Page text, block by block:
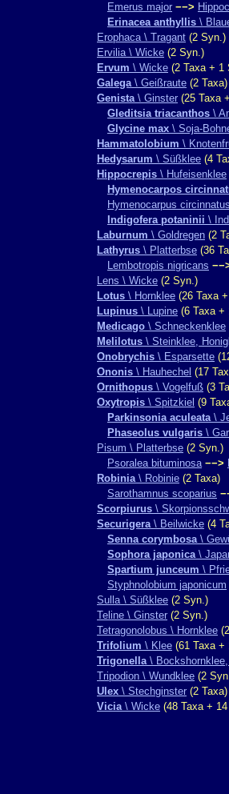
Emerus major −−>
Erinacea anthyllis \
Erophaca \ Tragant (2 Syn.)
Ervilia \ Wicke (2 Syn.)
Ervum \ Wicke (2 Taxa + 1
Galega\ Geißraute (2 Taxa)
Genista\ Ginster (25 Taxa
Gleditsia triacanthos \
Glycine max \ Soja-
Hammatolobium \
Hedysarum \ Süßklee (4
Hippocrepis \ Hufeisenklee
Hymenocarpos
Hymenocarpus circinnatus
Indigofera potaninii \
Laburnum \ Goldregen (2
Lathyrus \ Platterbse (36
Lembotropis nigricans
Lens \ Wicke (2 Syn.)
Lotus \ Hornklee (26 Taxa
Lupinus \ Lupine (6 Taxa +
Medicago \ Schneckenklee
Melilotus \ Steinklee,
Onobrychis \ Esparsette
Ononis \ Hauhechel (17
Ornithopus \ Vogelfuß (3
Oxytropis \ Spitzkiel (9
Parkinsonia aculeata\
Phaseolus vulgaris \
Pisum \ Platterbse (2 Syn.)
Psoralea bituminosa −−>
Robinia\ Robinie (2 Taxa)
Sarothamnus scoparius
Scorpiurus \
Securigera\ Beilwicke (4
Senna corymbosa\
Sophora japonica\
Spartium junceum \
Styphnolobium japonicum
Sulla \ Süßklee (2 Syn.)
Teline \ Ginster (2 Syn.)
Tetragonolobus \ Hornklee
Trifolium \ Klee (61 Taxa +
Trigonella\
Tripodion \ Wundklee (2
Ulex \ Stechginster (2 Taxa)
Vicia\ Wicke (48 Taxa +